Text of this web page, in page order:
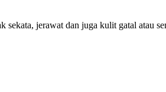
sekata, jerawat dan juga kulit gatal atau